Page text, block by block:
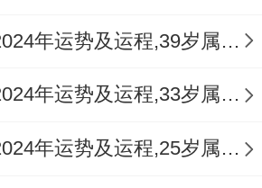
财相生。形成「伤官生
术、技术、营销等行业的女
，表达需注意分寸，避免因
1985年属牛女2024年运势及运程,39岁属牛人2024全年每月运势女性如何
1991年属羊女2024年运势及运程,33岁属羊人2024全年每月运势女性如何
1999年属兔女2024年运势及运程,25岁属兔人2024全年每月运势女性如何